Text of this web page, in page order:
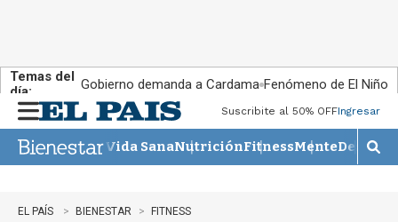
Temas del
día:
Gobierno demanda a Cardama Fenómeno de El Niño
n
u
Suscribite al 50% OFFIngresar
Vida SanaNutriciónFitnessMente
M
o
EL PAÍS BIENESTAR FITNESS